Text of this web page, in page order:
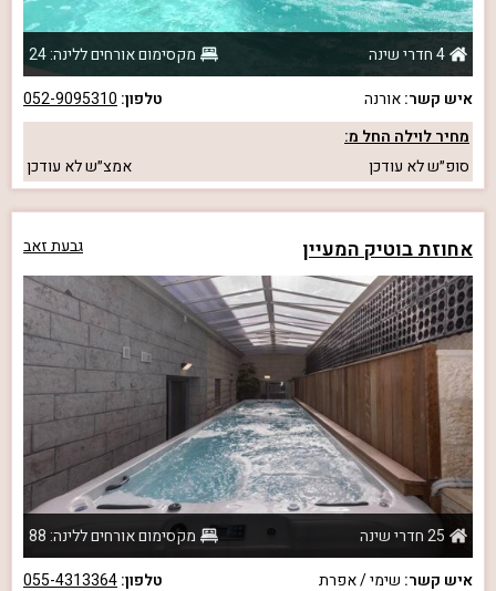
4 חדרי שינה
מקסימום אורחים ללינה: 24
איש קשר:אורנה טלפון: 052-9095310
מחיר לוילה החל מ:
סופ״שלא עודכן אמצ״שלא עודכן
אחוזת בוטיק המעיין גבעת זאב
25 חדרי שינה
מקסימום אורחים ללינה: 88
איש קשר: שימי / אפרת טלפון:055-4313364